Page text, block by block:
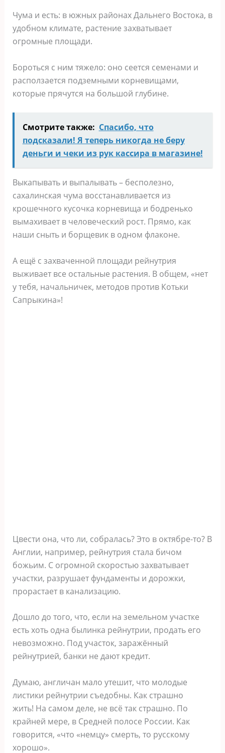
Чума и есть: в южных районах Дальнего Востока, в
удобном климате, растение захватывает
огромные площади.
Бороться с ним тяжело: оно сеется семенами и
расползается подземными корневищами,
которые прячутся на большой глубине.
Смотрите также: Спасибо, что
подсказали! Я теперь никогда не беру
деньги и чеки из рук кассира в магазине!
Выкапывать и выпалывать – бесполезно,
сахалинская чума восстанавливается из
крошечного кусочка корневища и бодренько
вымахивает в человеческий рост. Прямо, как
наши сныть и борщевик в одном флаконе.
А ещё с захваченной площади рейнутрия
выживает все остальные растения. В общем, «нет
у тебя, начальничек, методов против Котьки
Сапрыкина»!
Цвести она, что ли, собралась? Это в октябре-то? В
Англии, например, рейнутрия стала бичом
божьим. С огромной скоростью захватывает
участки, разрушает фундаменты и дорожки,
прорастает в канализацию.
Дошло до того, что, если на земельном участке
есть хоть одна былинка рейнутрии, продать его
невозможно. Под участок, заражённый
рейнутрией, банки не дают кредит.
Думаю, англичан мало утешит, что молодые
листики рейнутрии съедобны. Как страшно
жить! На самом деле, не всё так страшно. По
крайней мере, в Средней полосе России. Как
говорится, «что «немцу» смерть, то русскому
хорошо».